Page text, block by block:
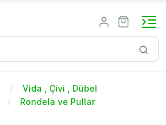
Vida , Çivi , Dübel
Rondela ve Pullar